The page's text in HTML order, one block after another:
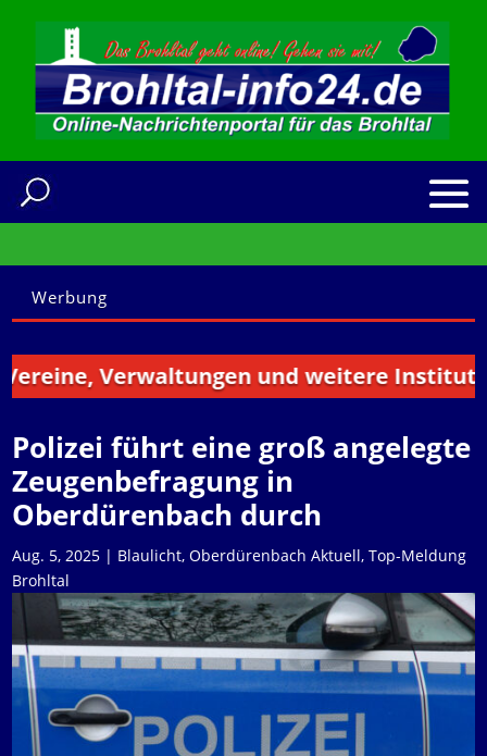
Werbung
Verwaltungen und weitere
Polizei führt eine groß angelegte
Zeugenbefragung in
Oberdürenbach durch
Aug. 5, 2025 | Blaulicht, Oberdürenbach Aktuell, Top-Meldung
Brohltal